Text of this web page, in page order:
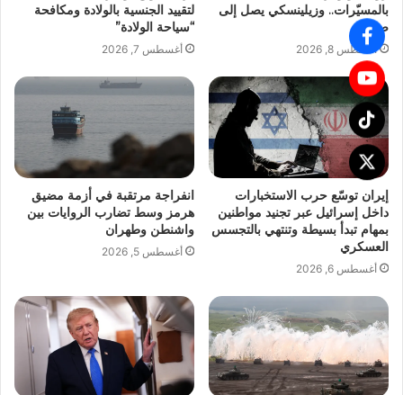
بالمسيّرات.. وزيلينسكي يصل إلى
صربيا
أغسطس 8, 2026
لتقييد الجنسية بالولادة ومكافحة
“سياحة الولادة”
أغسطس 7, 2026
إيران توسّع حرب الاستخبارات
داخل إسرائيل عبر تجنيد مواطنين
بمهام تبدأ بسيطة وتنتهي بالتجسس
العسكري
أغسطس 6, 2026
انفراجة مرتقبة في أزمة مضيق
هرمز وسط تضارب الروايات بين
واشنطن وطهران
أغسطس 5, 2026